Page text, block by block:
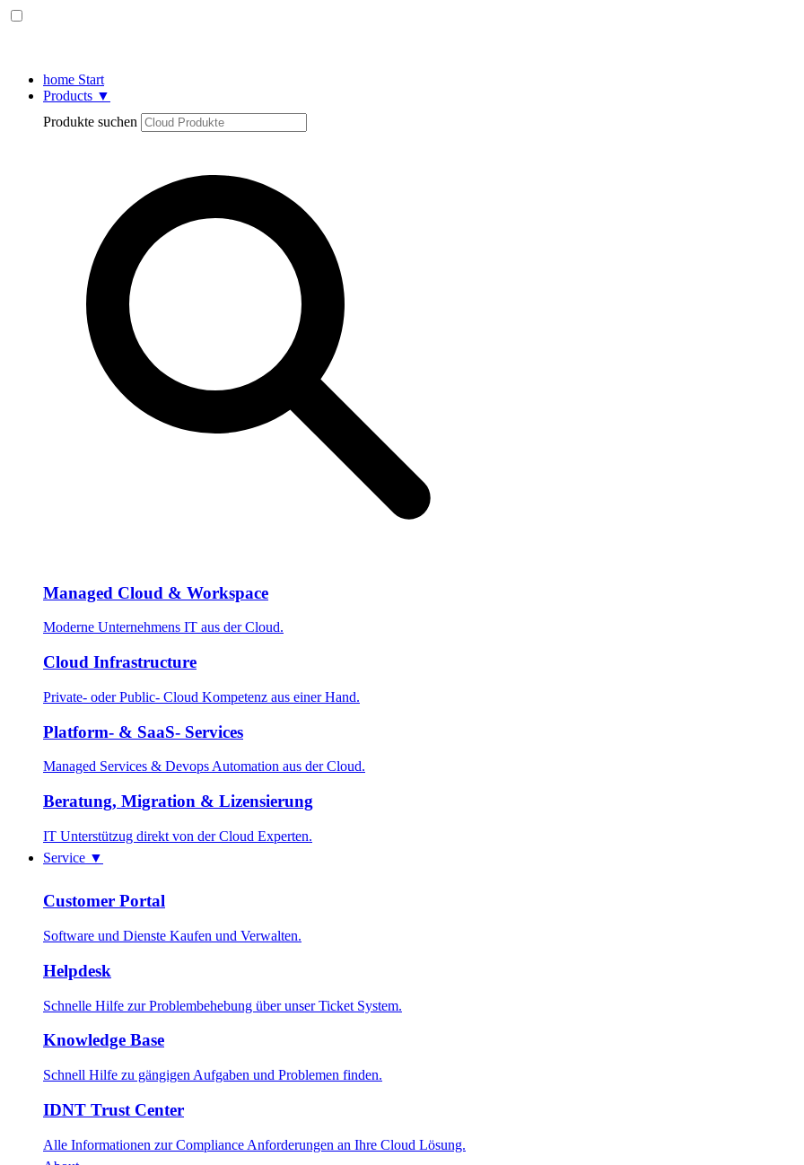
home Start
Products ▼
Produkte suchen
Managed Cloud & Workspace
Moderne Unternehmens IT aus der Cloud.
Cloud Infrastructure
Private- oder Public- Cloud Kompetenz aus einer Hand.
Platform- & SaaS- Services
Managed Services & Devops Automation aus der Cloud.
Beratung, Migration & Lizensierung
IT Unterstützug direkt von der Cloud Experten.
Service ▼
Customer Portal
Software und Dienste Kaufen und Verwalten.
Helpdesk
Schnelle Hilfe zur Problembehebung über unser Ticket System.
Knowledge Base
Schnell Hilfe zu gängigen Aufgaben und Problemen finden.
IDNT Trust Center
Alle Informationen zur Compliance Anforderungen an Ihre Cloud Lösung.